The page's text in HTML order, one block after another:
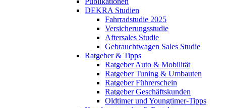
DEKRA Studien
Fahrradstudie 2025
Versicherungsstudie
Aftersales Studie
Gebrauchtwagen Sales Studie
Ratgeber & Tipps
Ratgeber Auto & Mobilität
Ratgeber Tuning & Umbauten
Ratgeber Führerschein
Ratgeber Geschäftskunden
Oldtimer und Youngtimer-Tipps